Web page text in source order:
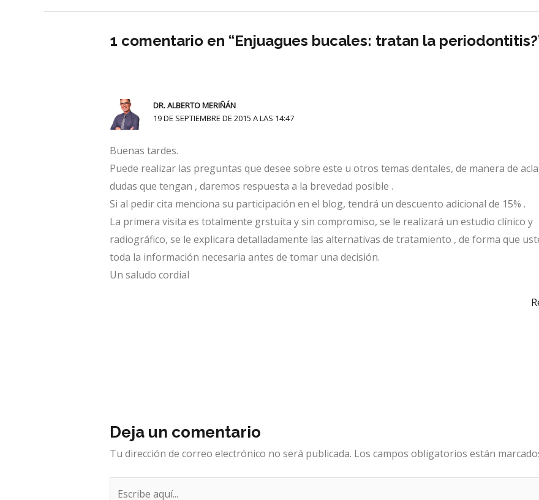
1 comentario en “Enjuagues bucales: tratan la
DR. ALBERTO MERIÑÁN
19 DE SEPTIEMBRE DE 2015 A LAS 14:47
Buenas tardes.
Puede realizar las preguntas que desee sobre este u otros temas dentales, de manera de
dudas que tengan , daremos respuesta a la brevedad posible .
Si al pedir cita menciona su participación en el blog, tendrá un descuento adicional de 15% .
La primera visita es totalmente grstuita y sin compromiso, se le realizará un estudio clínico y
radiográfico, se le explicara detalladamente las alternativas de tratamiento , de forma que
toda la información necesaria antes de tomar una decisión.
Un saludo cordial
Deja un comentario
Tu dirección de correo electrónico no será publicada. Los campos obligatorios están